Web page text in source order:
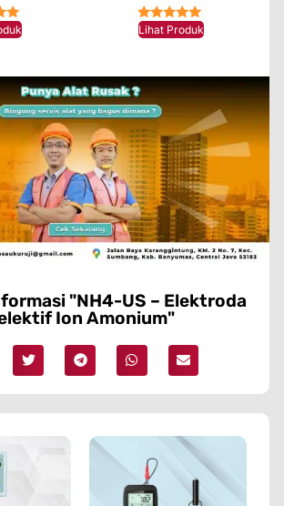
★★★★★
Lihat Produk
"NH4-US – Elektroda
Ion Amonium"